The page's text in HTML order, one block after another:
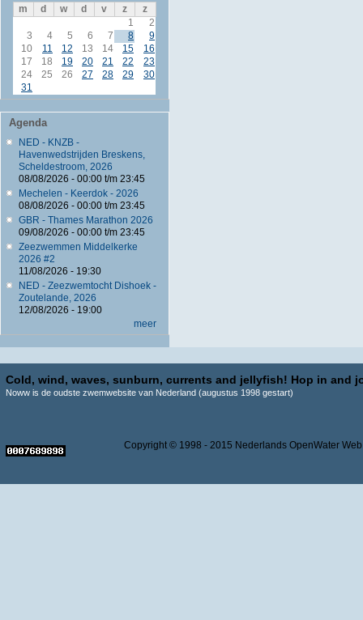
m d w d v z
z
1
2
3
4 5 6 7 8
9
10
11 12 13 14 15
16
17
18 19 20 21 22
23
24
25 26 27 28 29
30
31
Agenda
NED - KNZB -
Havenwedstrijden Breskens,
Scheldestroom, 2026
08/08/2026 - 00:00t/m 23:45
Mechelen - Keerdok - 2026
08/08/2026 - 00:00t/m 23:45
GBR - Thames Marathon 2026
09/08/2026 - 00:00t/m 23:45
Zeezwemmen Middelkerke
2026 #2
11/08/2026 - 19:30
NED - Zeezwemtocht Dishoek -
Zoutelande, 2026
12/08/2026 - 19:00
meer
Cold, wind, waves, sunburn, currents and jellyfish! Hop in and
Noww is de oudste zwemwebsite van Nederland (augustus 1998 gestart)
Copyright © 1998 - 2015 Nederlands OpenWater